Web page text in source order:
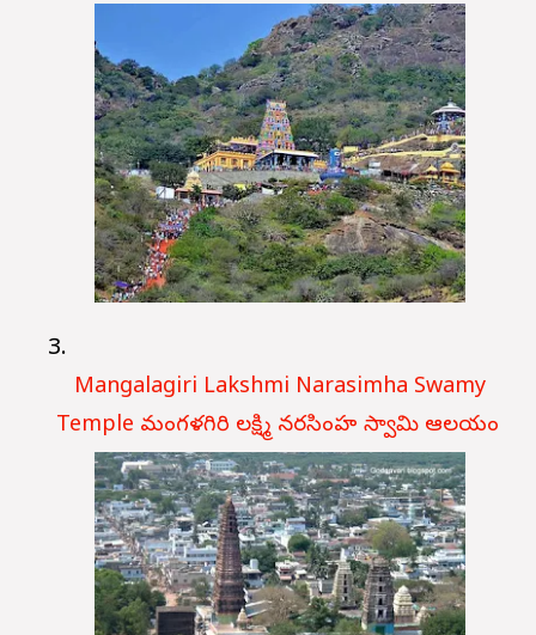
Mangalagiri Lakshmi Narasimha Swamy
Temple మంగళగిరి లక్ష్మి నరసింహ స్వామి ఆలయం